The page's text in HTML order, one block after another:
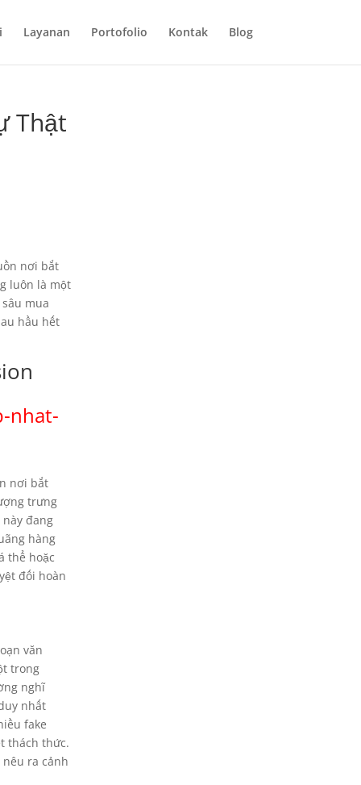
Layanan Portofolio Kontak Blog
Thật
nơi bắt
luôn là một
mua
hầu hết
nhat-
nơi bắt
trưng
đang
hàng
thể hoặc
đối hoàn
văn
trong
nghĩ
nhất
fake
thách thức.
ra cảnh